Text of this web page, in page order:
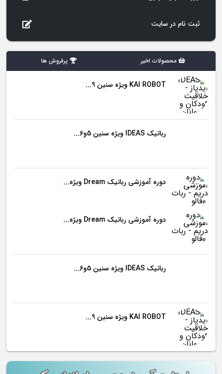
ثبت نام در سایت
محصولات اخیر پرفروش ها
KAI ROBOT ویژه سنین 9...
رباتیک IDEAS ویژه سنین 5و6...
دوره آموزشی رباتیک Dream ویژه...
دوره آموزشی رباتیک Dream ویژه...
رباتیک IDEAS ویژه سنین 5و6...
KAI ROBOT ویژه سنین 9...